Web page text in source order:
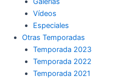
Vídeos
Especiales
Otras Temporadas
Temporada 2023
Temporada 2022
Temporada 2021